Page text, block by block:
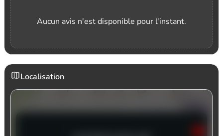
Aucun avis n'est disponible pour l'instant.
Localisation